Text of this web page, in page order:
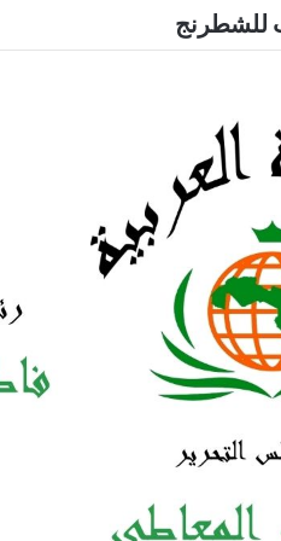
حركة تغييرات مباحث